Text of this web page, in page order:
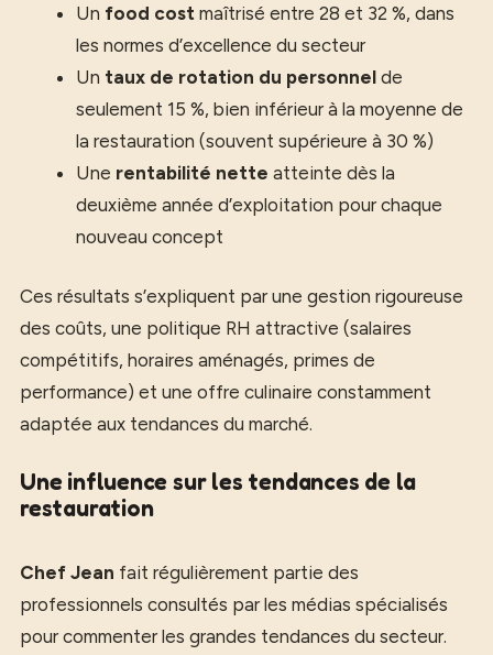
Un food cost maîtrisé entre 28 et 32 %, dans
les normes d’excellence du secteur
Un taux de rotation du personnel de
seulement 15 %, bien inférieur à la moyenne de
la restauration (souvent supérieure à 30 %)
Une rentabilité nette atteinte dès la
deuxième année d’exploitation pour chaque
nouveau concept
Ces résultats s’expliquent par une gestion rigoureuse
des coûts, une politique RH attractive (salaires
compétitifs, horaires aménagés, primes de
performance) et une offre culinaire constamment
adaptée aux tendances du marché.
Une influence sur les tendances de la
restauration
Chef Jean fait régulièrement partie des
professionnels consultés par les médias spécialisés
pour commenter les grandes tendances du secteur.